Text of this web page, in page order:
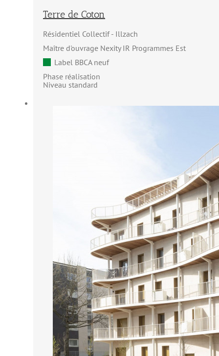
Terre de Coton
Résidentiel Collectif
Illzach
Maître d'ouvrage Nexity IR Programmes Est
Label BBCA neuf
Phase réalisation
Niveau standard